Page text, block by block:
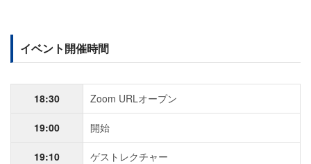
イベント開催時間
18:30 Zoom URLオープン
19:00 開始
19:10 ゲストレクチャー